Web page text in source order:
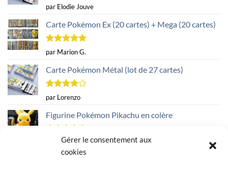
Gérer le consentement aux
cookies
Note5sur
5
par Elodie Jouve
Carte Pokémon Ex (20 cartes) + Mega (20 cartes)
Note5sur
5
par Marion G.
Carte Pokémon Métal (lot de 27 cartes)
Note4
sur 5
par Lorenzo
Figurine Pokémon Pikachu en colère
Note4
sur 5
par Christelle B.